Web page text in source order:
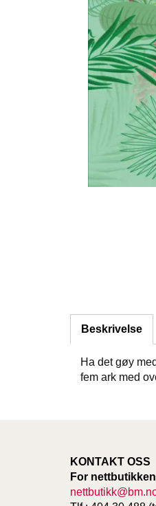
Beskrivelse
Ha det gøy
fem ark med
KONTAKT OSS
For